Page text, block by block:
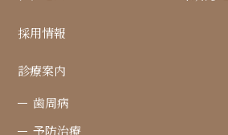
採用情報
診療案内
歯周病
予防治療